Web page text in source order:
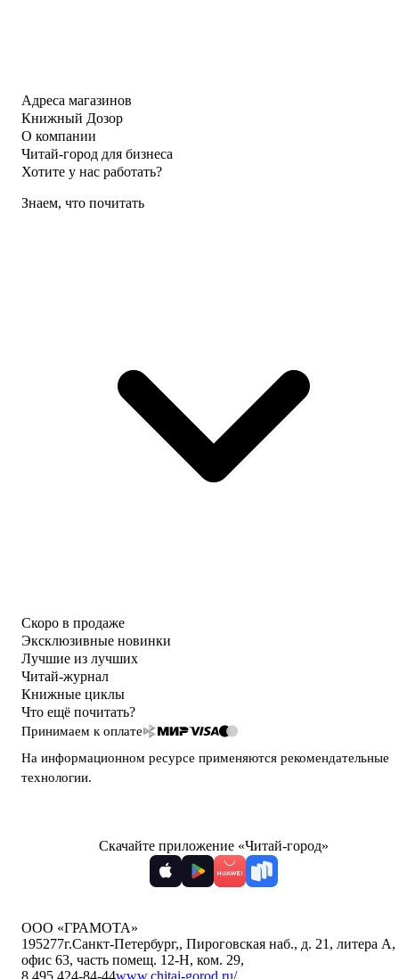
Адреса магазинов
Книжный Дозор
О компании
Читай-город для бизнеса
Хотите у нас работать?
Знаем, что почитать
Скоро в продаже
Эксклюзивные новинки
Лучшие из лучших
Читай-журнал
Книжные циклы
Что ещё почитать?
Принимаем к оплате
На информационном ресурсе применяются рекомендательные
технологии.
Скачайте приложение «Читай-город»
ООО «ГРАМОТА»
195277г.Санкт-Петербург,, Пироговская наб., д. 21, литера А,
офис 63, часть помещ. 12-Н, ком. 29,